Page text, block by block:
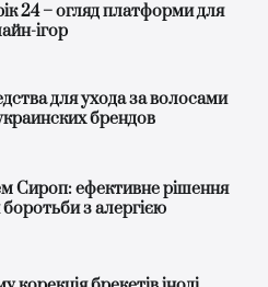
24 – огляд платформи для
ігор
для ухода за волосами
брендов
Сироп: ефективне рішення
з алергією